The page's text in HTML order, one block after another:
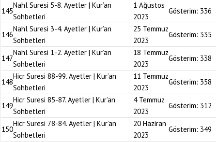
145
Nahl Suresi 5-8. Ayetler | Kur’an
Sohbetleri
1 Ağustos
2023
Gösterim: 336
146
Nahl Suresi 3-4. Ayetler | Kur’an
Sohbetleri
25 Temmuz
2023
Gösterim: 335
147
Nahl Suresi 1-2. Ayetler | Kur’an
Sohbetleri
18 Temmuz
2023
Gösterim: 338
148
Hicr Suresi 88-99. Ayetler | Kur’an
Sohbetleri
11 Temmuz
2023
Gösterim: 358
149
Hicr Suresi 85-87. Ayetler | Kur’an
Sohbetleri
4 Temmuz
2023
Gösterim: 312
150
Hicr Suresi 78-84. Ayetler | Kur’an
Sohbetleri
20 Haziran
2023
Gösterim: 349